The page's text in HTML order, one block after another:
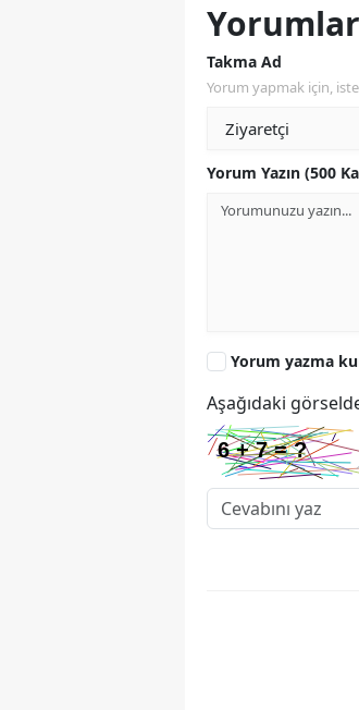
Yorumlar
Takma Ad
Yorum yapmak için,
Yorum Yazın (500
Yorum yazma
Aşağıdaki